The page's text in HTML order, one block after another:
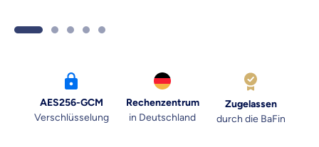
AES256-GCM
Verschlüsselung
Rechenzentrum
in Deutschland
Zugelassen
durch die BaFin